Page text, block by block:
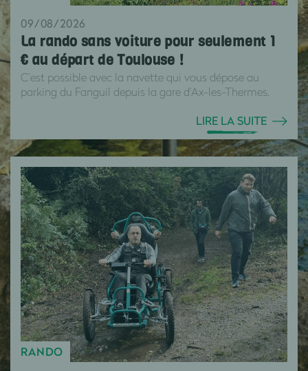
09/08/2026
La rando sans voiture pour seulement 1
€ au départ de Toulouse !
C’est possible avec la navette qui vous dépose au
parking du Fanguil depuis la gare d'Ax-les-Thermes.
LIRE LA SUITE
RANDO